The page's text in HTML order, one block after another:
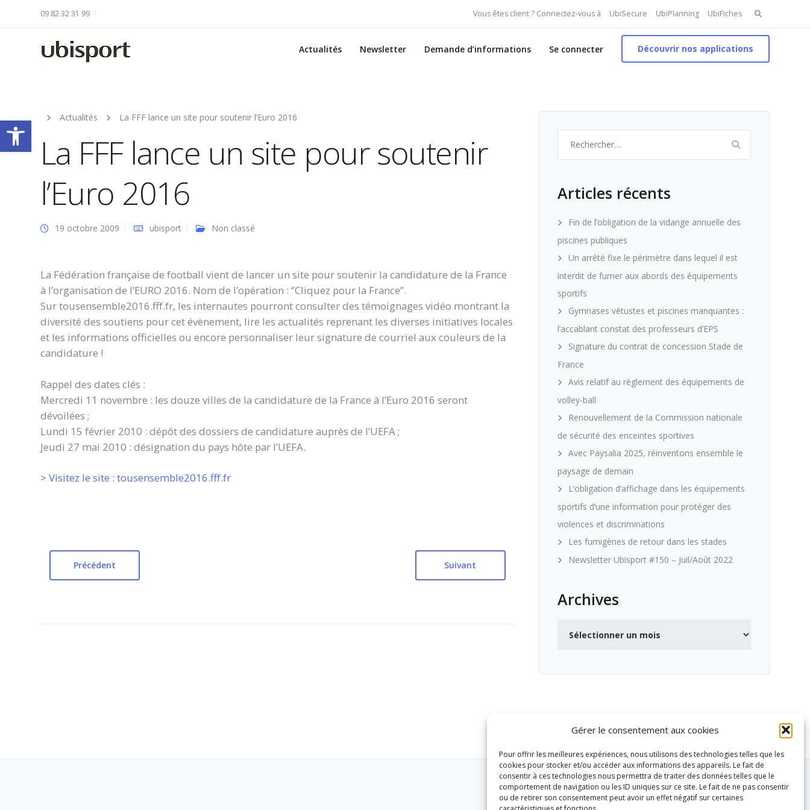
Ouvrir la barre d’outils
Gérer le consentement aux cookies
Pour offrir les meilleures expériences, nous utilisons des technologies telles que les
cookies pour stocker et/ou accéder aux informations des appareils. Le fait de
consentir à ces technologies nous permettra de traiter des données telles que le
comportement de navigation ou les ID uniques sur ce site. Le fait de ne pas consentir
ou de retirer son consentement peut avoir un effet négatif sur certaines
Vous êtes client ? Connectez-vous à UbiSecure UbiPlanning UbiFiches Search
for:
09 82 32 31 99
Actualités Newsletter Demande d’informations Se connecter Découvrir nos applications
Actualités La FFF lance un site pour soutenir l’Euro 2016
La FFF lance un site pour soutenir
l’Euro 2016
19 octobre 2009 ubisport Non classé
La Fédération française de football vient de lancer un site pour soutenir la candidature de la France
à l’organisation de l’EURO 2016. Nom de l’opération : ‘’Cliquez pour la France’’.
Sur tousensemble2016.fff.fr, les internautes pourront consulter des témoignages vidéo montrant la
diversité des soutiens pour cet évènement, lire les actualités reprenant les diverses initiatives locales
et les informations officielles ou encore personnaliser leur signature de courriel aux couleurs de la
candidature !
Rappel des dates clés :
Mercredi 11 novembre : les douze villes de la candidature de la France à l’Euro 2016 seront
dévoilées ;
Lundi 15 février 2010 : dépôt des dossiers de candidature auprès de l’UEFA ;
Jeudi 27 mai 2010 : désignation du pays hôte par l’UEFA.
> Visitez le site : tousensemble2016.fff.fr
Précédent Suivant
Articles récents
Fin de l’obligation de la vidange annuelle des
piscines publiques
Un arrêté fixe le périmètre dans lequel il est
interdit de fumer aux abords des équipements
sportifs
Gymnases vétustes et piscines manquantes :
l’accablant constat des professeurs d’EPS
Signature du contrat de concession Stade de
France
Avis relatif au règlement des équipements de
volley-ball
Renouvellement de la Commission nationale
de sécurité des enceintes sportives
Avec Paysalia 2025, réinventons ensemble le
paysage de demain
L’obligation d’affichage dans les équipements
sportifs d’une information pour protéger des
violences et discriminations
Les fumigènes de retour dans les stades
Newsletter Ubisport #150 – Juil/Août 2022
Archives